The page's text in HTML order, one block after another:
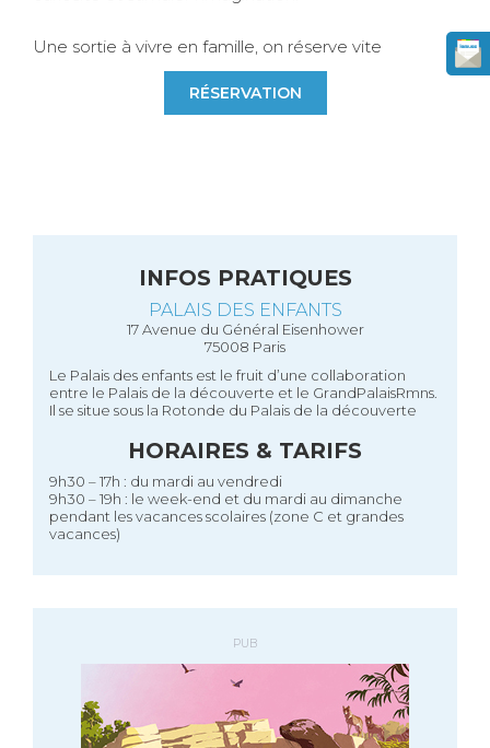
Une sortie à vivre en famille, on réserve vite
RÉSERVATION
INFOS PRATIQUES
PALAIS DES ENFANTS
17 Avenue du Général Eisenhower
75008 Paris
Le Palais des enfants est le fruit d’une collaboration
entre le Palais de la découverte et le GrandPalaisRmns.
Il se situe sous la Rotonde du Palais de la découverte
HORAIRES & TARIFS
9h30 – 17h : du mardi au vendredi
9h30 – 19h : le week-end et du mardi au dimanche
pendant les vacances scolaires (zone C et grandes
vacances)
PUB